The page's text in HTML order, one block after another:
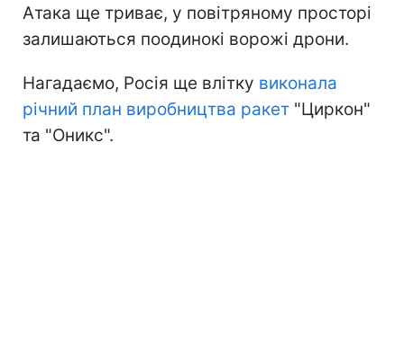
Атака ще триває, у повітряному просторі
залишаються поодинокі ворожі дрони.
Нагадаємо, Росія ще влітку виконала
річний план виробництва ракет "Циркон"
та "Оникс".